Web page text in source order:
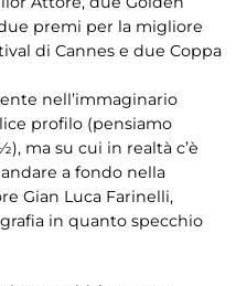
premi per la migliore
di Cannes e due Coppa
nell’immaginario
profilo (pensiamo
ma su cui in realtà c’è
a fondo nella
Gian Luca Farinelli,
in quanto specchio